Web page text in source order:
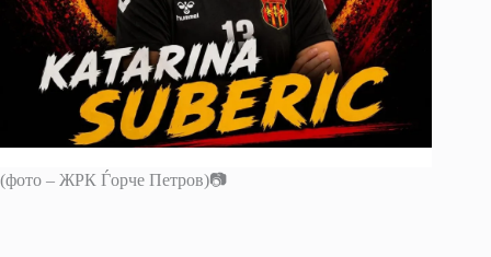
(фото – ЖРК Ѓорче Петров)📷